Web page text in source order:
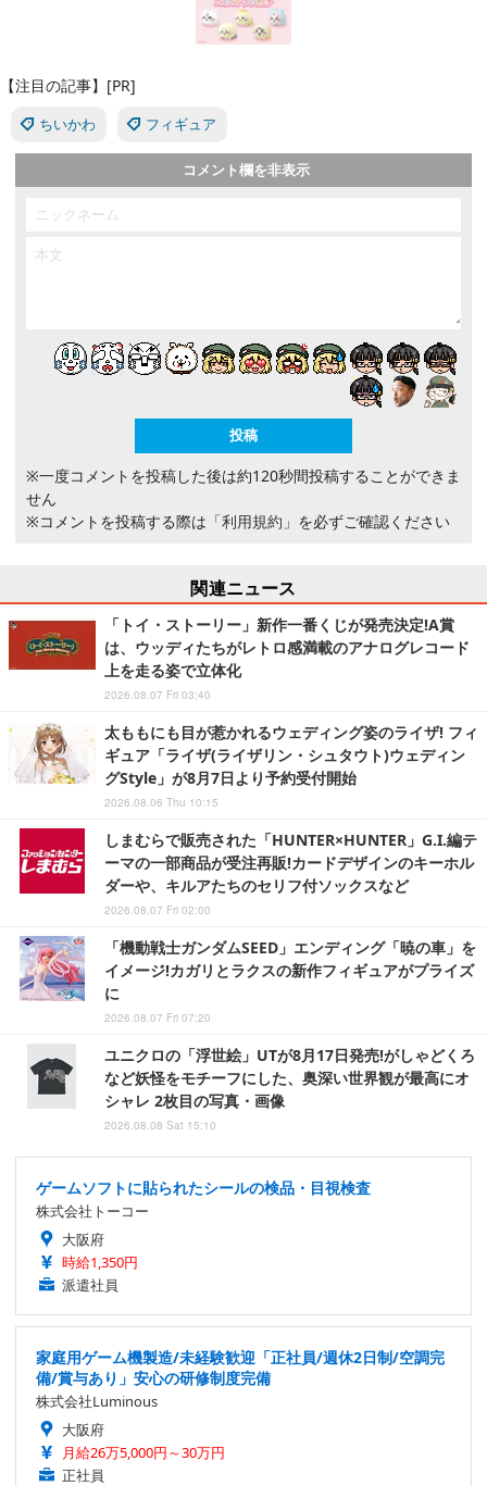
【注目の記事】[PR]
ちいかわ フィギュア
コメント欄を非表示
※一度コメントを投稿した後は約120秒間投稿することができま
せん
※コメントを投稿する際は 「利用規約」 を必ずご確認ください
関連ニュース
「トイ・ストーリー」新作一番くじが発売決定!A賞
は、ウッディたちがレトロ感満載のアナログレコード
上を走る姿で立体化
2026.08.07 Fri 03:40
太ももにも目が惹かれるウェディング姿のライザ! フィ
ギュア「ライザ(ライザリン・シュタウト)ウェディン
グStyle」が8月7日より予約受付開始
2026.08.06 Thu 10:15
しまむらで販売された「HUNTER×HUNTER」G.I.編テ
ーマの一部商品が受注再販!カードデザインのキーホル
ダーや、キルアたちのセリフ付ソックスなど
2026.08.07 Fri 02:00
「機動戦士ガンダムSEED」エンディング「暁の車」を
イメージ!カガリとラクスの新作フィギュアがプライズ
に
2026.08.07 Fri 07:20
ユニクロの「浮世絵」UTが8月17日発売!がしゃどくろ
など妖怪をモチーフにした、奥深い世界観が最高にオ
シャレ 2枚目の写真・画像
2026.08.08 Sat 15:10
ゲームソフトに貼られたシールの検品・目視検査
株式会社トーコー
大阪府
時給1,350円
派遣社員
家庭用ゲーム機製造/未経験歓迎「正社員/週休2日制/空調完
備/賞与あり」安心の研修制度完備
株式会社Luminous
大阪府
月給26万5,000円～30万円
正社員